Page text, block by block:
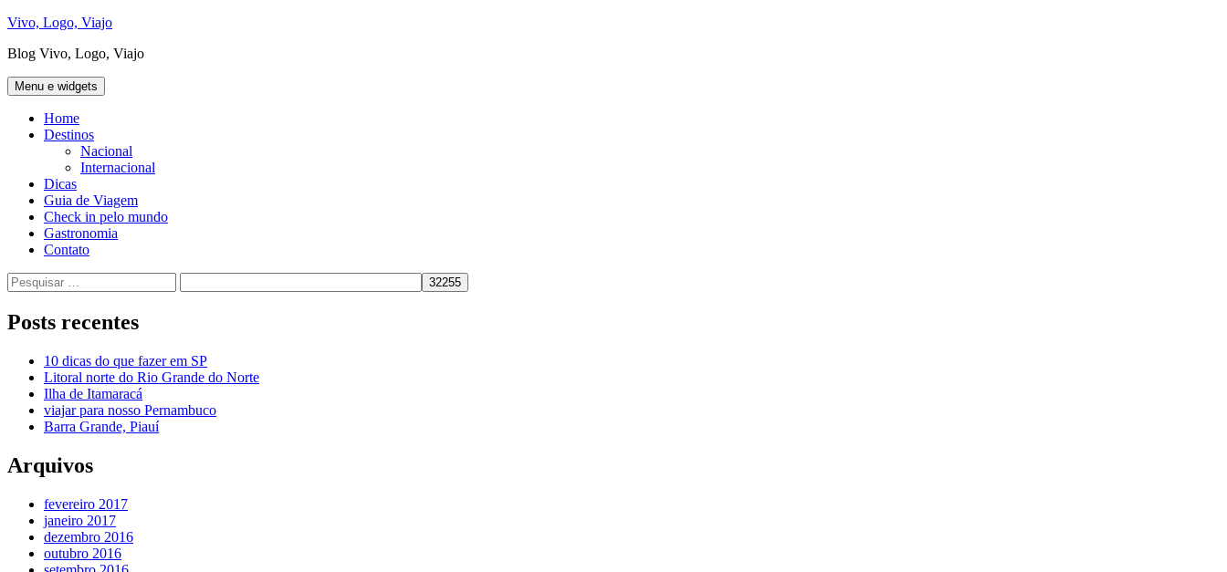
Pular
o
Vivo, Logo, Viajo
Blog Vivo, Logo, Viajo
Menu e widgets
Home
Destinos
Nacional
Internacional
Dicas
Guia de Viagem
Check in pelo mundo
Gastronomia
Contato
Pesquisar
por:
Posts recentes
10 dicas do que fazer em SP
Litoral norte do Rio Grande do Norte
Ilha de Itamaracá
viajar para nosso Pernambuco
Barra Grande, Piauí
Arquivos
fevereiro 2017
janeiro 2017
dezembro 2016
outubro 2016